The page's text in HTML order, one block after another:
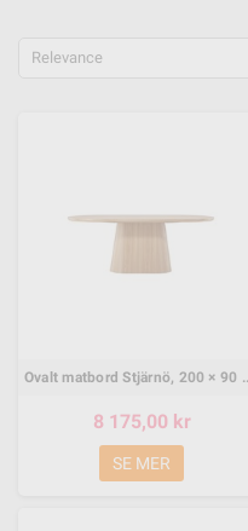
Relevance
Ovalt
8 175,00 kr
SE MER